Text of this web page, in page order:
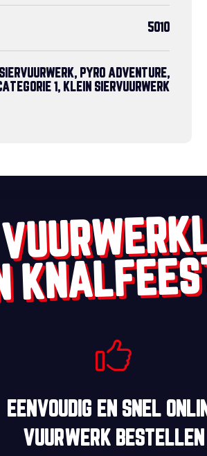
5010
SIERVUURWERK, PYRO ADVENTURE,
1, KLEIN SIERVUURWERK
EENVOUDIG EN SNEL
VUURWERK BESTELLEN